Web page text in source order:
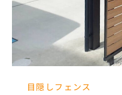
目隠しフェンス